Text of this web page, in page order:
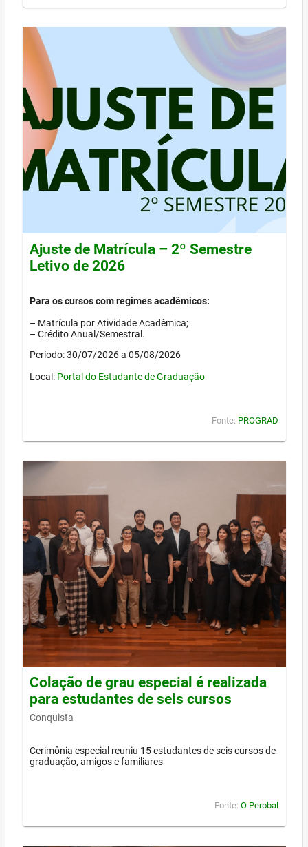
Ajuste de Matrícula – 2º Semestre
Letivo de 2026
Para os cursos com regimes acadêmicos:
– Matrícula por Atividade Acadêmica;
– Crédito Anual/Semestral.
Período: 30/07/2026 a 05/08/2026
Local: Portal do Estudante de Graduação
Fonte: PROGRAD
Colação de grau especial é realizada
para estudantes de seis cursos
Conquista
Cerimônia especial reuniu 15 estudantes de seis cursos de
graduação, amigos e familiares
Fonte: O Perobal